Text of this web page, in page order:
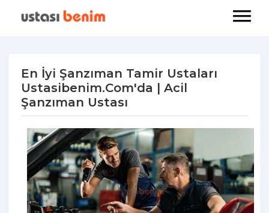
En İyi Şanzıman Tamir Ustaları
Ustasibenim.com'da | Acil
Şanzıman Ustası